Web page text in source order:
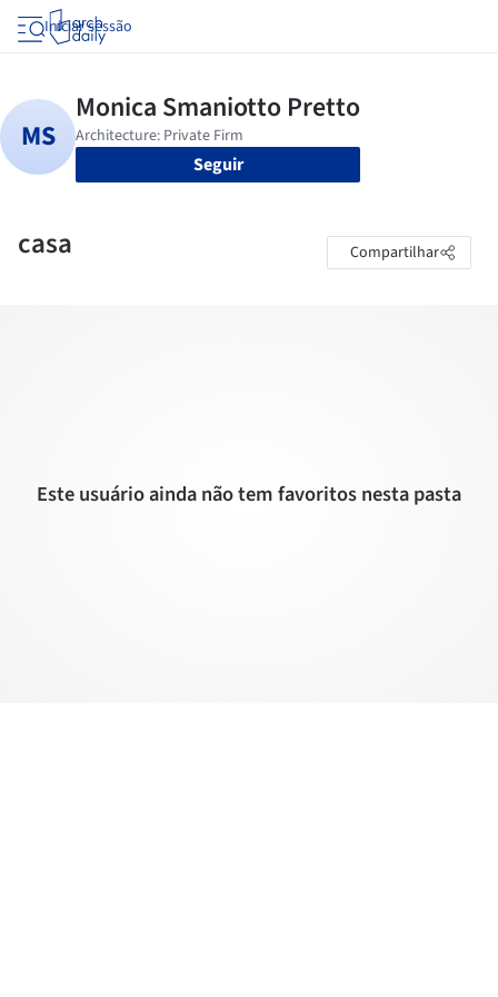
Iniciar sessão
Seguir
casa Compartilhar
Este usuário ainda não tem favoritos nesta pasta